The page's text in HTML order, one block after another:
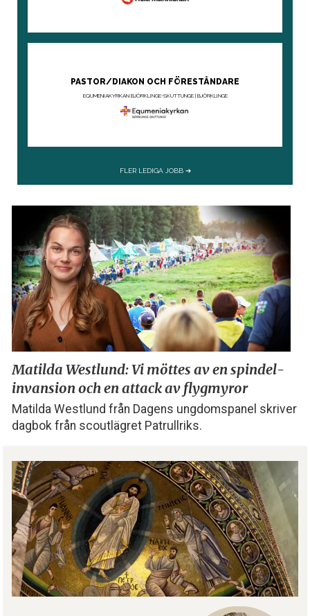
Matilda Westlund: Vi möttesav en spindel­­
invansion ochen attack av flygmyror
Matilda Westlund från Dagens ungdomspanel skriver
dagbok från scoutlägret Patrullriks.